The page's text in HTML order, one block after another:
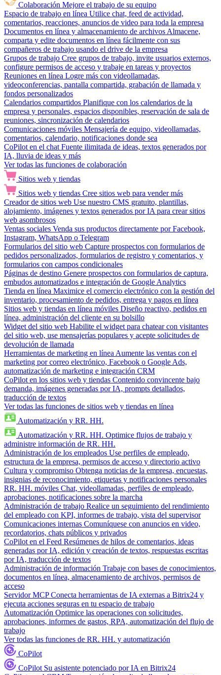
Colaboración Mejore el trabajo de su equipo
Espacio de trabajo en línea Utilice chat, feed de actividad,
comentarios, reacciones, anuncios de video para toda la empresa
Documentos en línea y almacenamiento de archivos Almacene,
comparta y edite documentos en línea fácilmente con sus
compañeros de trabajo usando el drive de la empresa
Grupos de trabajo Cree grupos de trabajo, invite usuarios externos,
configure permisos de acceso y trabaje en tareas y proyectos
Reuniones en línea Logre más con videollamadas,
videoconferencias, pantalla compartida, grabación de llamada y
fondos personalizados
Calendarios compartidos Planifique con los calendarios de la
empresa y personales, espacios disponibles, reservación de sala de
reuniones, sincronización de calendarios
Comunicaciones móviles Mensajería de equipo, videollamadas,
comentarios, calendario, notificaciones donde sea
CoPilot en el chat Fuente ilimitada de ideas, textos generados por
IA, lluvia de ideas y más
Ver todas las funciones de colaboración
Sitios web y tiendas
Sitios web y tiendas Cree sitios web para vender más
Creador de sitios web Use nuestro CMS gratuito, plantillas,
alojamiento, imágenes y textos generados por IA para crear sitios
web asombrosos
Ventas sociales Venda sus productos directamente por Facebook,
Instagram, WhatsApp o Telegram
Formularios del sitio web Capture prospectos con formularios de
pedidos personalizados, formularios de registro y comentarios, y
formularios con campos condicionales
Páginas de destino Genere prospectos con formularios de captura,
embudos automatizados e integración de Google Analytics
Tienda en línea Maximice el comercio electrónico con la gestión del
inventario, procesamiento de pedidos, entrega y pagos en línea
Sitios web y tiendas en línea móviles Diseño reactivo, pedidos en
línea, administración del cliente en su bolsillo
Widget del sitio web Habilite el widget para chatear con visitantes
del sitio web, use mensajerías populares y acepte solicitudes de
devolución de llamada
Herramientas de marketing en línea Aumente las ventas con el
marketing por correo electrónico, Facebook o Google Ads,
automatización de marketing e integración CRM
CoPilot en los sitios web y tiendas Contenido convincente bajo
demanda, imágenes generadas por IA, prompts detallados,
traducción de textos
Ver todas las funciones de sitios web y tiendas en línea
Automatización y RR. HH.
Automatización y RR. HH. Optimice flujos de trabajo y
administre información de RR. HH.
Administración de los empleados Use perfiles de empleado,
estructura de la empresa, permisos de acceso y directorio activo
Cultura y compromiso Obtenga noticias de la empresa, encuestas,
insignias de reconocimiento, etiquetas y notificaciones personales
RR. HH. móviles Chat, videollamadas, perfiles de empleado,
aprobaciones, notificaciones sobre la marcha
Administración de trabajo Realice un seguimiento del rendimiento
del empleado con KPI, informes de trabajo, vista del supervisor
Comunicaciones internas Comuníquese con anuncios en video,
recordatorios, chats públicos y privados
CoPilot en el Feed Resúmenes de hilos de comentarios, ideas
generadas por IA, edición y creación de textos, respuestas escritas
por IA, traducción de textos
Administración de información Trabaje con bases de conocimientos,
documentos en línea, almacenamiento de archivos, permisos de
acceso
Servidor MCP Conecta herramientas de IA externas a Bitrix24 y
ejecuta acciones seguras en tu espacio de trabajo
Automatización Optimice las operaciones con solicitudes,
aprobaciones, informes de gastos, RPA, automatización del flujo de
trabajo
Ver todas las funciones de RR. HH. y automatización
CoPilot
CoPilot Su asistente potenciado por IA en Bitrix24